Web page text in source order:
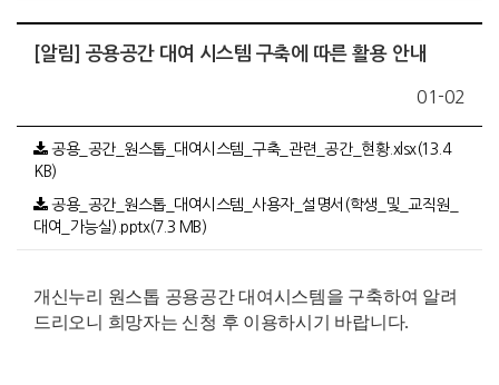
[알림] 공용공간 대여 시스템 구축에 따른 활용 안내
01-02
공용_공간_원스톱_대여시스템_구축_관련_공간_현황.xlsx(13.4
KB)
공용_공간_원스톱_대여시스템_사용자_설명서(학생_및_교직원_
대여_가능실).pptx(7.3 MB)
개신누리 원스톱 공용공간 대여시스템을 구축하여 알려
드리오니 희망자는 신청 후 이용하시기 바랍니다.